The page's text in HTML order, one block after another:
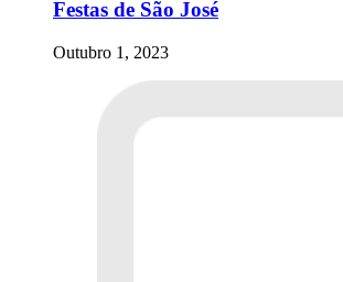
Festas de São José
Outubro 1, 2023